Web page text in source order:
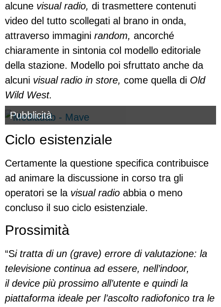
alcune visual radio, di trasmettere contenuti
video del tutto scollegati al brano in onda,
attraverso immagini random, ancorché
chiaramente in sintonia col modello editoriale
della stazione. Modello poi sfruttato anche da
alcuni visual radio in store, come quella di Old
Wild West.
Pubblicità
Ciclo esistenziale
Certamente la questione specifica contribuisce
ad animare la discussione in corso tra gli
operatori se la visual radio abbia o meno
concluso il suo ciclo esistenziale.
Prossimità
“Si tratta di un (grave) errore di valutazione: la
televisione continua ad essere, nell’indoor,
il device più prossimo all’utente e quindi la
piattaforma ideale per l’ascolto radiofonico tra le